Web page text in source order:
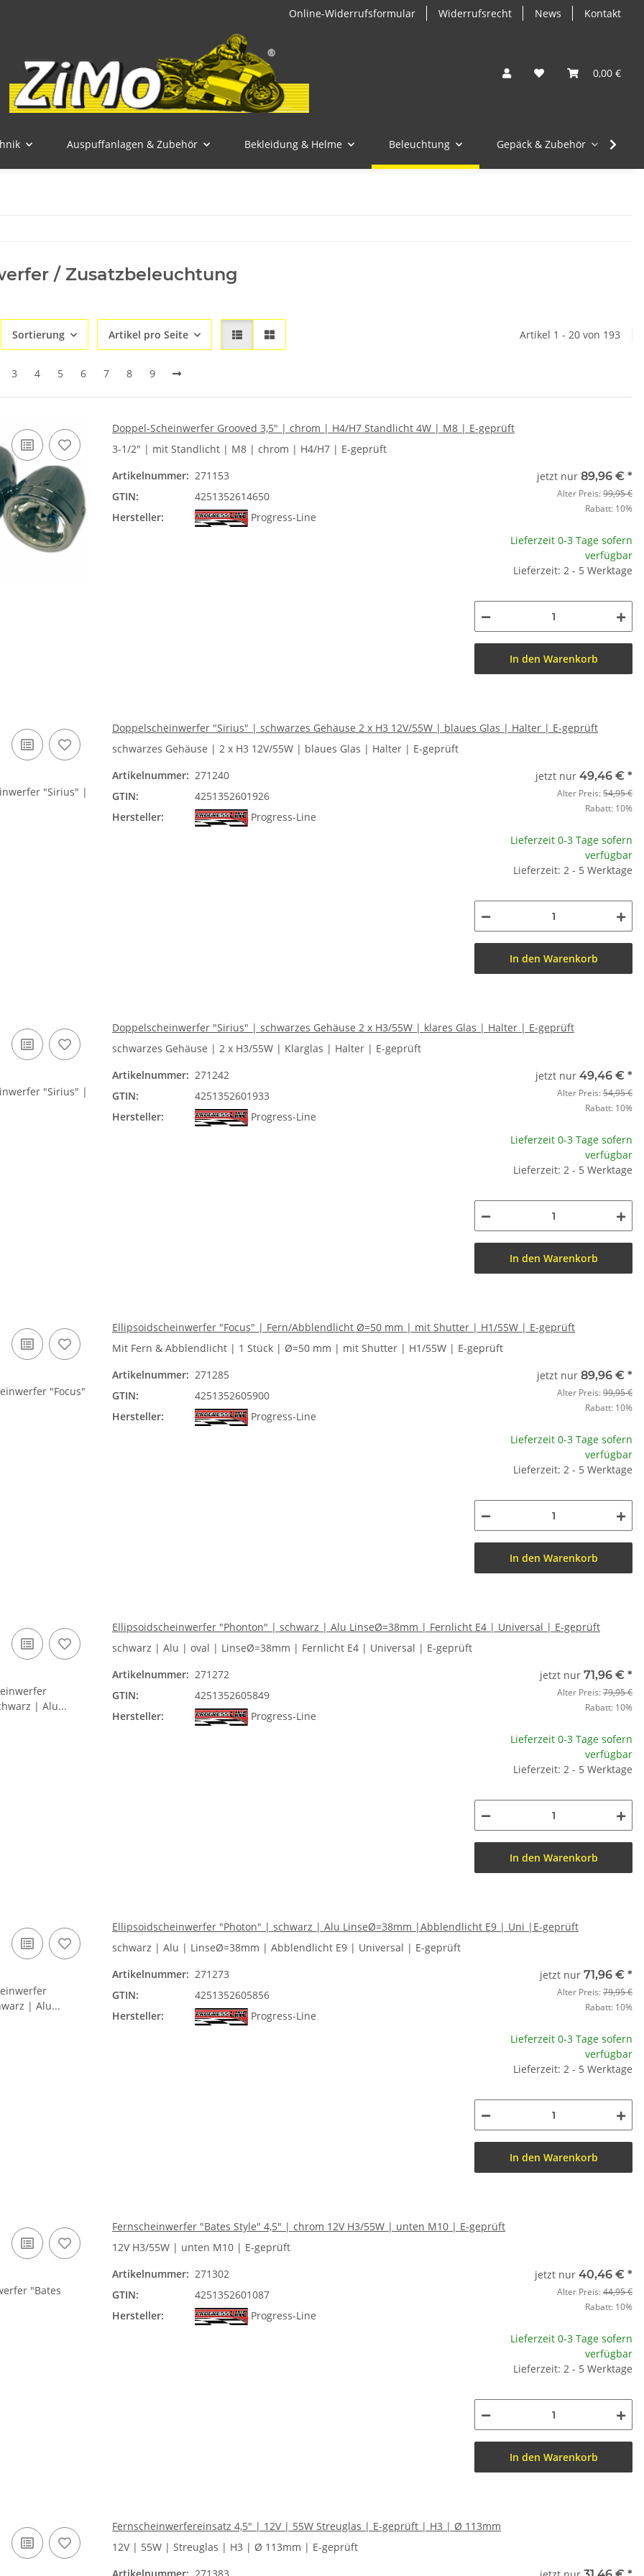
Online-Widerrufsformular Widerrufsrecht News Kontakt
0,00 €
Auspuffanlagen & Zubehör Bekleidung & Helme Beleuchtung Gepäck & Zubehör
/ Zusatzbeleuchtung
Sortierung Artikel pro Seite Artikel 1 - 20 von 193
3 4 5 6 7 8 9
Doppel-Scheinwerfer Grooved 3,5" | chrom | H4/H7 Standlicht 4W | M8 | E-geprüft
3-1/2" | mit Standlicht | M8 | chrom | H4/H7 | E-geprüft
Artikelnummer: 271153
GTIN:
4251352614650
Hersteller:
Progress-Line
jetzt nur 89,96 € *
Alter Preis:99,95 €
Rabatt: 10%
Lieferzeit 0-3 Tage sofern
verfügbar
Lieferzeit: 2 - 5 Werktage
In den Warenkorb
Doppelscheinwerfer "Sirius" | schwarzes Gehäuse 2 x H3 12V/55W | blaues Glas | Halter | E-geprüft
schwarzes Gehäuse | 2 x H3 12V/55W | blaues Glas | Halter | E-geprüft
Artikelnummer: 271240
GTIN:
4251352601926
Hersteller:
Progress-Line
jetzt nur 49,46 € *
Alter Preis:54,95 €
Rabatt: 10%
Lieferzeit 0-3 Tage sofern
verfügbar
Lieferzeit: 2 - 5 Werktage
In den Warenkorb
Doppelscheinwerfer "Sirius" | schwarzes Gehäuse 2 x H3/55W | klares Glas | Halter | E-geprüft
schwarzes Gehäuse | 2 x H3/55W | Klarglas | Halter | E-geprüft
Artikelnummer: 271242
GTIN:
4251352601933
Hersteller:
Progress-Line
jetzt nur 49,46 € *
Alter Preis:54,95 €
Rabatt: 10%
Lieferzeit 0-3 Tage sofern
verfügbar
Lieferzeit: 2 - 5 Werktage
In den Warenkorb
Ellipsoidscheinwerfer "Focus" | Fern/Abblendlicht Ø=50 mm | mit Shutter | H1/55W | E-geprüft
Mit Fern & Abblendlicht | 1 Stück | Ø=50 mm | mit Shutter | H1/55W | E-geprüft
Artikelnummer: 271285
GTIN:
4251352605900
Hersteller:
Progress-Line
jetzt nur 89,96 € *
Alter Preis:99,95 €
Rabatt: 10%
Lieferzeit 0-3 Tage sofern
verfügbar
Lieferzeit: 2 - 5 Werktage
In den Warenkorb
Ellipsoidscheinwerfer "Phonton" | schwarz | Alu LinseØ=38mm | Fernlicht E4 | Universal | E-geprüft
schwarz | Alu | oval | LinseØ=38mm | Fernlicht E4 | Universal | E-geprüft
Artikelnummer: 271272
GTIN:
4251352605849
Hersteller:
Progress-Line
jetzt nur 71,96 € *
Alter Preis:79,95 €
Rabatt: 10%
Lieferzeit 0-3 Tage sofern
verfügbar
Lieferzeit: 2 - 5 Werktage
In den Warenkorb
Ellipsoidscheinwerfer "Photon" | schwarz | Alu LinseØ=38mm |Abblendlicht E9 | Uni |E-geprüft
schwarz | Alu | LinseØ=38mm | Abblendlicht E9 | Universal | E-geprüft
Artikelnummer: 271273
GTIN:
4251352605856
Hersteller:
Progress-Line
jetzt nur 71,96 € *
Alter Preis:79,95 €
Rabatt: 10%
Lieferzeit 0-3 Tage sofern
verfügbar
Lieferzeit: 2 - 5 Werktage
In den Warenkorb
Fernscheinwerfer "Bates Style" 4,5" | chrom 12V H3/55W | unten M10 | E-geprüft
12V H3/55W | unten M10 | E-geprüft
Artikelnummer: 271302
GTIN:
4251352601087
Hersteller:
Progress-Line
jetzt nur 40,46 € *
Alter Preis:44,95 €
Rabatt: 10%
Lieferzeit 0-3 Tage sofern
verfügbar
Lieferzeit: 2 - 5 Werktage
In den Warenkorb
Fernscheinwerfereinsatz 4,5" | 12V | 55W Streuglas | E-geprüft | H3 | Ø 113mm
12V | 55W | Streuglas | H3 | Ø 113mm | E-geprüft